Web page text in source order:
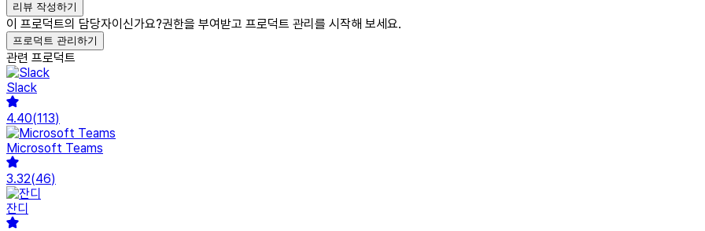
리뷰 작성하기
이 프로덕트의 담당자이신가요?권한을 부여받고 프로덕트 관리를 시작해 보세요.
프로덕트 관리하기
관련 프로덕트
Slack
4.40(113)
Microsoft Teams
3.32(46)
잔디